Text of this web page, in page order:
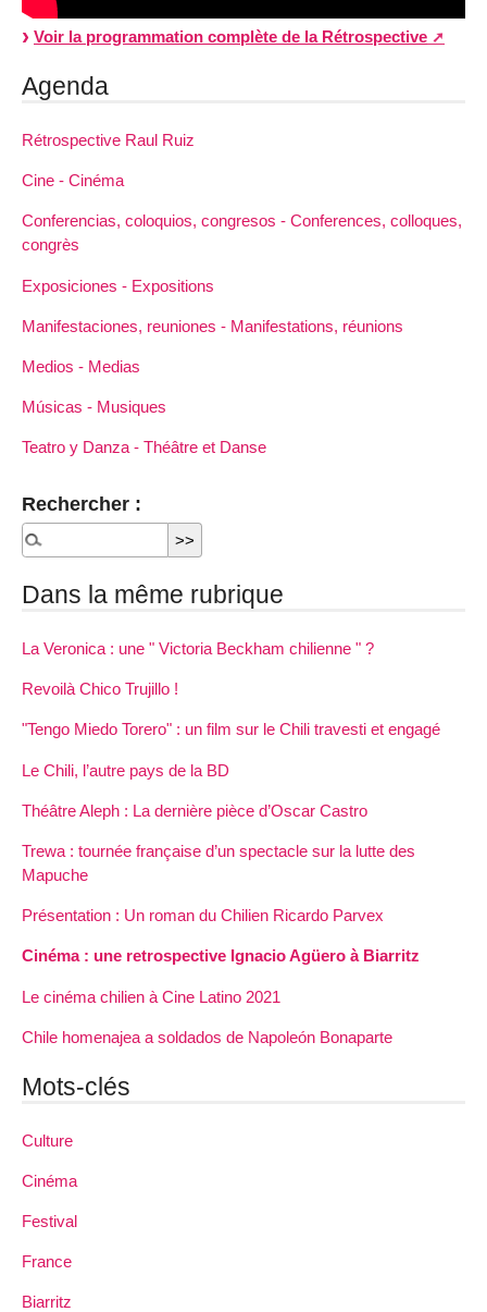
Voir la programmation complète de la Rétrospective
Agenda
Rétrospective Raul Ruiz
Cine - Cinéma
Conferencias, coloquios, congresos - Conferences, colloques,
congrès
Exposiciones - Expositions
Manifestaciones, reuniones - Manifestations, réunions
Medios - Medias
Músicas - Musiques
Teatro y Danza - Théâtre et Danse
Rechercher :
Dans la même rubrique
La Veronica : une " Victoria Beckham chilienne " ?
Revoilà Chico Trujillo !
"Tengo Miedo Torero" : un film sur le Chili travesti et engagé
Le Chili, l’autre pays de la BD
Théâtre Aleph : La dernière pièce d’Oscar Castro
Trewa : tournée française d’un spectacle sur la lutte des
Mapuche
Présentation : Un roman du Chilien Ricardo Parvex
Cinéma : une retrospective Ignacio Agüero à Biarritz
Le cinéma chilien à Cine Latino 2021
Chile homenajea a soldados de Napoleón Bonaparte
Mots-clés
Culture
Cinéma
Festival
France
Biarritz